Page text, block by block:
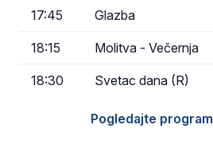
17:45 Glazba
18:15 Molitva - Večernja
18:30 Svetac dana (R)
Pogledajte program